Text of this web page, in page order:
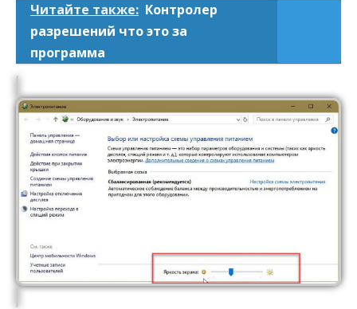
Читайте также: Контролер
разрешений что это за
программа